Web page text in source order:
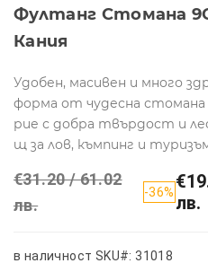
Фултанг Стомана
Кания
Удобен, масивен и много
форма от чудесна стомана
рие с добра твърдост и
щ за лов, къмпинг и
€31.20 / 61.02
лв.
-36%лв.
в наличност SKU#: 31018